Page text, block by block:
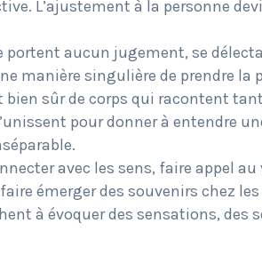
L’ajustement à la personne
portent aucun jugement, se
manière singulière de prendre
bien sûr de corps qui racontent
pour donner à entendre
avec les sens, faire appel
émerger des souvenirs chez
à évoquer des sensations,